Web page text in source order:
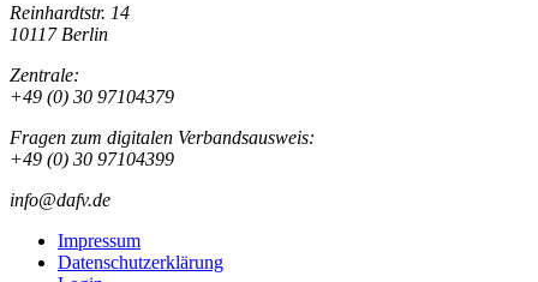
Reinhardtstr. 14
10117 Berlin
Zentrale:
+49 (0) 30 97104379
Fragen zum digitalen Verbandsausweis:
+49 (0) 30 97104399
info@dafv.de
Impressum
Datenschutzerklärung